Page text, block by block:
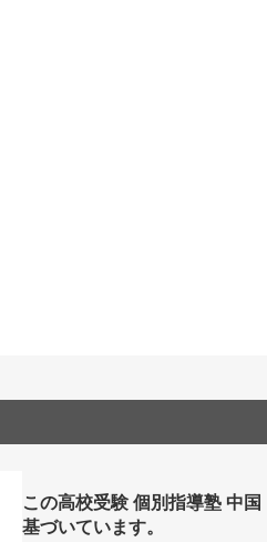
この高校受験 個別指導塾 中
基づいています。